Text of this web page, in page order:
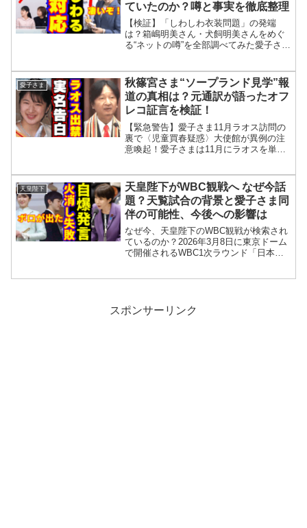
ていたのか？噂と事実を徹底整理
【検証】「しわしわ衣装問題」の発端
は？箱嶋明美さん・犬飼明美さんをめぐ
る“ネットの噂”を全部調べてみた愛子さま
ネット上の「事実」と「噂」が混在して
語られている。公式に確...
愛子さま
秋篠宮さま“ソープランド見学”報
道の真相は？元通訳が語ったオフ
レコ証言を検証！
【緊急警告】愛子さま11月ラオス訪問の
裏で〈児童買春疑惑〉大使館が異例の注
意喚起！愛子さまは11月にラオスを単独
大使館も注意喚起を行っている。記事は
ラオスの現状をタイの...
天皇陛下
天皇陛下がWBC観戦へ なぜ今話
題？天覧試合の背景と愛子さま同
伴の可能性、今後への影響は
なぜ今、天皇陛下のWBC観戦が検索され
ているのか？2026年3月8日に東京ドーム
で開催されるWBC1次ラウンド「日本対
スポンサーリンク